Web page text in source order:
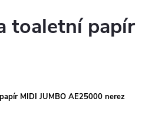
toaletní papír
MIDI JUMBO AE25000 nerez